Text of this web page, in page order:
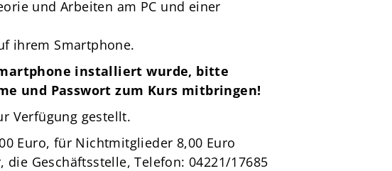
und Arbeiten am PC und einer
ihrem Smartphone.
installiert wurde, bitte
und Passwort zum Kurs mitbringen!
Verfügung gestellt.
Euro, für Nichtmitglieder 8,00 Euro
Geschäftsstelle, Telefon: 04221/17685